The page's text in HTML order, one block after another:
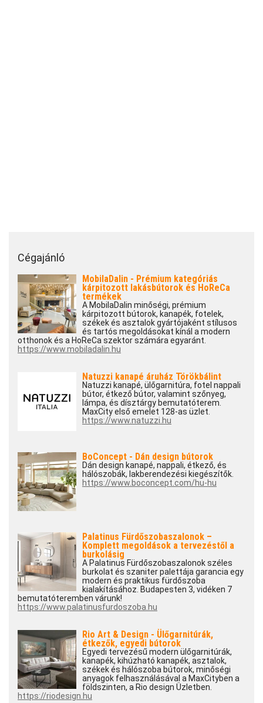
Cégajánló
MobilaDalin - Prémium kategóriás
kárpitozott lakásbútorok és HoReCa
termékek
A MobilaDalin minőségi, prémium
kárpitozott bútorok, kanapék, fotelek,
székek és asztalok gyártójaként stílusos
és tartós megoldásokat kínál a modern
otthonok és a HoReCa szektor számára egyaránt.
https://www.mobiladalin.hu
Natuzzi kanapé áruház Törökbálint
Natuzzi kanapé, ülőgarnitúra, fotel nappali
bútor, étkező bútor, valamint szőnyeg,
lámpa, és dísztárgy bemutatóterem.
MaxCity első emelet 128-as üzlet.
https://www.natuzzi.hu
BoConcept - Dán design bútorok
Dán design kanapé, nappali, étkező, és
hálószobák, lakberendezési kiegészítők.
https://www.boconcept.com/hu-hu
Palatinus Fürdőszobaszalonok –
Komplett megoldások a tervezéstől a
burkolásig
A Palatinus Fürdőszobaszalonok széles
burkolat és szaniter palettája garancia egy
modern és praktikus fürdőszoba
kialakításához. Budapesten 3, vidéken 7
bemutatóteremben várunk!
https://www.palatinusfurdoszoba.hu
Rio Art & Design - Ülőgarnitúrák,
étkezők, egyedi bútorok
Egyedi tervezésű modern ülőgarnitúrák,
kanapék, kihúzható kanapék, asztalok,
székek és hálószoba bútorok, minőségi
anyagok felhasználásával a MaxCityben a
földszinten, a Rio design Üzletben.
https://riodesign.hu